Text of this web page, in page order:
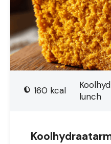
160 kcal
lunch